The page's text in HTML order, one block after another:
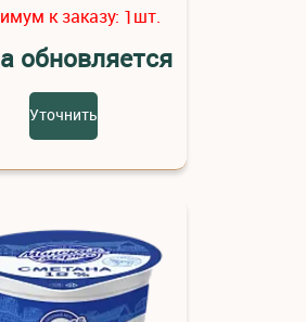
к заказу: 1шт.
обновляется
Уточнить